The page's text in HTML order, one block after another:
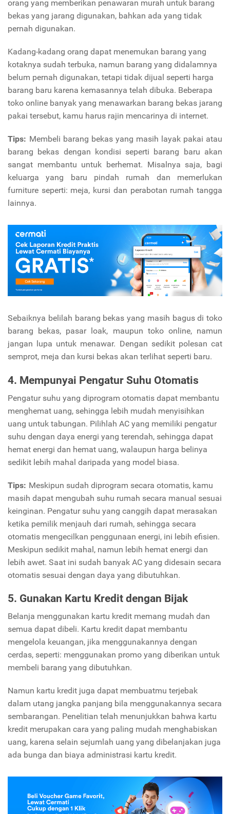
orang yang memberikan penawaran murah untuk barang
bekas yang jarang digunakan, bahkan ada yang tidak
pernah digunakan.
Kadang-kadang orang dapat menemukan barang yang
kotaknya sudah terbuka, namun barang yang didalamnya
belum pernah digunakan, tetapi tidak dijual seperti harga
barang baru karena kemasannya telah dibuka. Beberapa
toko online banyak yang menawarkan barang bekas jarang
pakai tersebut, kamu harus rajin mencarinya di internet.
Tips: Membeli barang bekas yang masih layak pakai atau
barang bekas dengan kondisi seperti barang baru akan
sangat membantu untuk berhemat. Misalnya saja, bagi
keluarga yang baru pindah rumah dan memerlukan
furniture seperti: meja, kursi dan perabotan rumah tangga
lainnya.
Sebaiknya belilah barang bekas yang masih bagus di toko
barang bekas, pasar loak, maupun toko online, namun
jangan lupa untuk menawar. Dengan sedikit polesan cat
semprot, meja dan kursi bekas akan terlihat seperti baru.
4. Mempunyai Pengatur Suhu Otomatis
Pengatur suhu yang diprogram otomatis dapat membantu
menghemat uang, sehingga lebih mudah menyisihkan
uang untuk tabungan. Pilihlah AC yang memiliki pengatur
suhu dengan daya energi yang terendah, sehingga dapat
hemat energi dan hemat uang, walaupun harga belinya
sedikit lebih mahal daripada yang model biasa.
Tips: Meskipun sudah diprogram secara otomatis, kamu
masih dapat mengubah suhu rumah secara manual sesuai
keinginan. Pengatur suhu yang canggih dapat merasakan
ketika pemilik menjauh dari rumah, sehingga secara
otomatis mengecilkan penggunaan energi, ini lebih efisien.
Meskipun sedikit mahal, namun lebih hemat energi dan
lebih awet. Saat ini sudah banyak AC yang didesain secara
otomatis sesuai dengan daya yang dibutuhkan.
5. Gunakan Kartu Kredit dengan Bijak
Belanja menggunakan kartu kredit memang mudah dan
semua dapat dibeli. Kartu kredit dapat membantu
mengelola keuangan, jika menggunakannya dengan
cerdas, seperti: menggunakan promo yang diberikan untuk
membeli barang yang dibutuhkan.
Namun kartu kredit juga dapat membuatmu terjebak
dalam utang jangka panjang bila menggunakannya secara
sembarangan. Penelitian telah menunjukkan bahwa kartu
kredit merupakan cara yang paling mudah menghabiskan
uang, karena selain sejumlah uang yang dibelanjakan juga
ada bunga dan biaya administrasi kartu kredit.